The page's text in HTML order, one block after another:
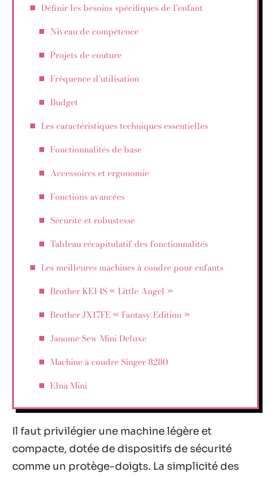
Définir les besoins spécifiques de l’enfant
Niveau de compétence
Projets de couture
Fréquence d’utilisation
Budget
Les caractéristiques techniques essentielles
Fonctionnalités de base
Accessoires et ergonomie
Fonctions avancées
Sécurité et robustesse
Tableau récapitulatif des fonctionnalités
Les meilleures machines à coudre pour enfants
Brother KE14S « Little Angel »
Brother JX17FE « Fantasy Edition »
Janome Sew Mini Deluxe
Machine à coudre Singer 8280
Elna Mini
Il faut privilégier une machine légère et
compacte, dotée de dispositifs de sécurité
comme un protège-doigts. La simplicité des